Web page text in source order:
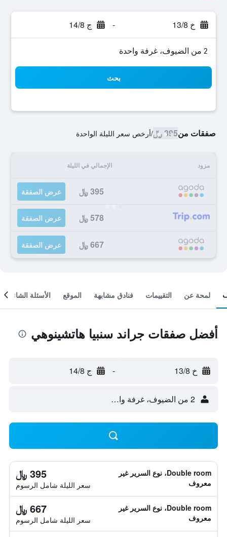
خ 13/8 - ج 14/8
2 من الضيوف، غرفة واحدة
بحث
صفقات من395 ﷼ /أرخص سعر الليلة الواحدة
مزود الإجمالي في الليلة
395 ﷼ عرض الصفقة
578 ﷼ عرض الصفقة
667 ﷼ عرض الصفقة
لمحة عن التقييمات فنادق مشابهة الموقع الأسئلة الشائعة
أفضل صفقات جراند سنبيا هاتشينوهي
خ 13/8 - ج 14/8
2 من الضيوف، غرفة واحدة
Double room، نوع السرير غير
معروف
395 ﷼
سعر الليلة شامل الرسوم
Double room، نوع السرير غير
معروف
667 ﷼
سعر الليلة شامل الرسوم